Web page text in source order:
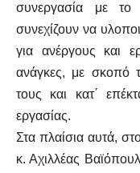
συνεργασία με το
συνεχίζουν να
για ανέργους και
ανάγκες, με σκοπό
τους και κατ΄
εργασίας.
Στα πλαίσια αυτά,
κ. Αχιλλέας